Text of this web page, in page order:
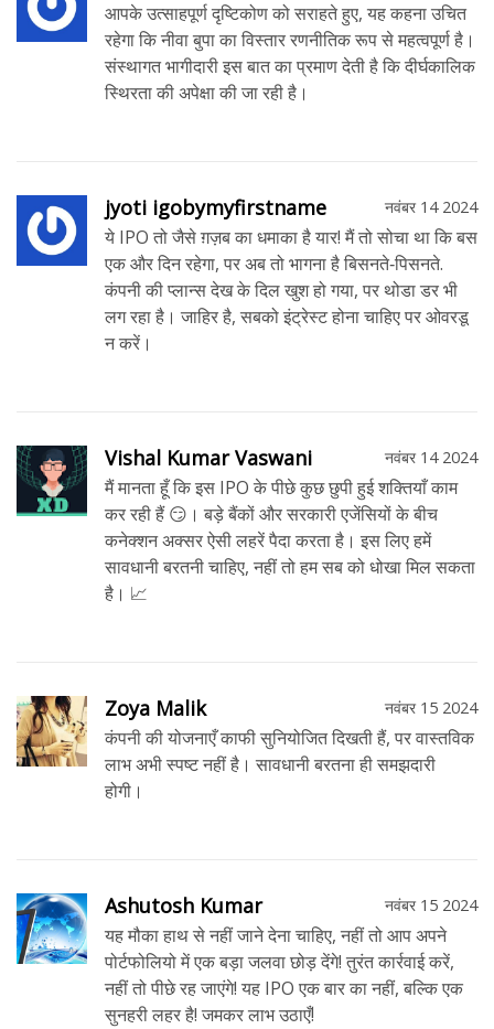
आपके उत्साहपूर्ण दृष्टिकोण को सराहते हुए, यह कहना उचित
रहेगा कि नीवा बुपा का विस्तार रणनीतिक रूप से महत्वपूर्ण है।
संस्थागत भागीदारी इस बात का प्रमाण देती है कि दीर्घकालिक
स्थिरता की अपेक्षा की जा रही है।
jyoti igobymyfirstname नवंबर 14 2024
ये IPO तो जैसे ग़ज़ब का धमाका है यार! मैं तो सोचा था कि बस
एक और दिन रहेगा, पर अब तो भागना है बिसनते‑पिसनते.
कंपनी की प्लान्स देख के दिल खुश हो गया, पर थोडा डर भी
लग रहा है। जाहिर है, सबको इंट्रेस्ट होना चाहिए पर ओवरडू
न करें।
Vishal Kumar Vaswani नवंबर 14 2024
मैं मानता हूँ कि इस IPO के पीछे कुछ छुपी हुई शक्तियाँ काम
कर रही हैं 😏। बड़े बैंकों और सरकारी एजेंसियों के बीच
कनेक्शन अक्सर ऐसी लहरें पैदा करता है। इस लिए हमें
सावधानी बरतनी चाहिए, नहीं तो हम सब को धोखा मिल सकता
है। 📈
Zoya Malik नवंबर 15 2024
कंपनी की योजनाएँ काफी सुनियोजित दिखती हैं, पर वास्तविक
लाभ अभी स्पष्ट नहीं है। सावधानी बरतना ही समझदारी
होगी।
Ashutosh Kumar नवंबर 15 2024
यह मौका हाथ से नहीं जाने देना चाहिए, नहीं तो आप अपने
पोर्टफोलियो में एक बड़ा जलवा छोड़ देंगे! तुरंत कार्रवाई करें,
नहीं तो पीछे रह जाएंगे! यह IPO एक बार का नहीं, बल्कि एक
सुनहरी लहर है! जमकर लाभ उठाएँ!